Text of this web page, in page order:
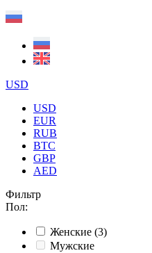
USD
USD
EUR
RUB
BTC
GBP
AED
Фильтр
Пол:
Женские (3)
Мужские